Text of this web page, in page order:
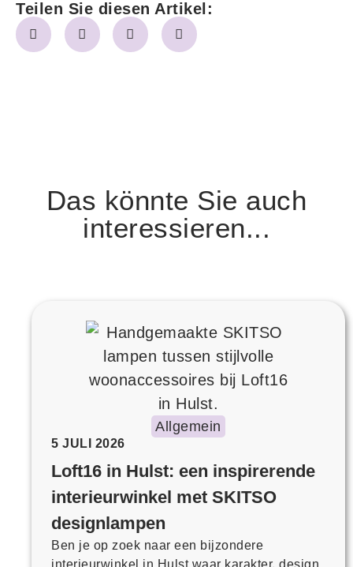
Teilen Sie diesen Artikel:
Das könnte Sie auch
interessieren...
Allgemein
5 JULI 2026
Loft16 in Hulst: een inspirerende
interieurwinkel met SKITSO
designlampen
Ben je op zoek naar een bijzondere